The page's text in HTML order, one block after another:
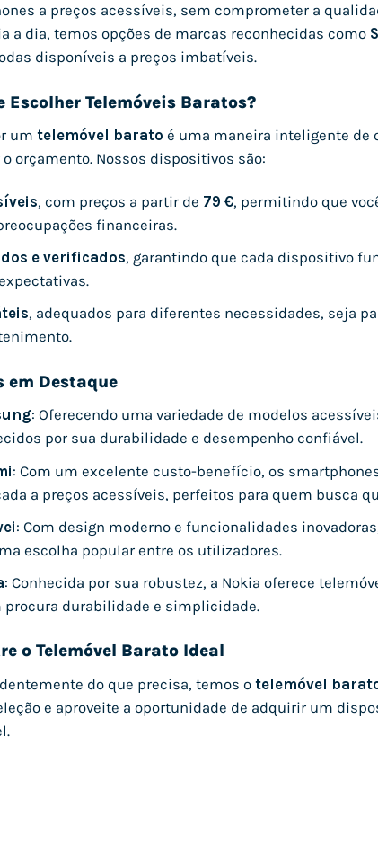
a preços acessíveis, sem comprometer a
a dia, temos opções de marcas reconhecidas como
disponíveis a preços imbatíveis.
Escolher Telemóveis Baratos?
um telemóvel barato é uma maneira inteligente de
orçamento. Nossos dispositivos são:
, com preços a partir de 79 €, permitindo que
financeiras.
e verificados, garantindo que cada dispositivo
, adequados para diferentes necessidades, seja
em Destaque
: Oferecendo uma variedade de modelos
por sua durabilidade e desempenho confiável.
: Com um excelente custo-benefício, os
a preços acessíveis, perfeitos para quem busca
: Com design moderno e funcionalidades
escolha popular entre os utilizadores.
: Conhecida por sua robustez, a Nokia oferece
procura durabilidade e simplicidade.
o Telemóvel Barato Ideal
do que precisa, temos o telemóvel
e aproveite a oportunidade de adquirir um